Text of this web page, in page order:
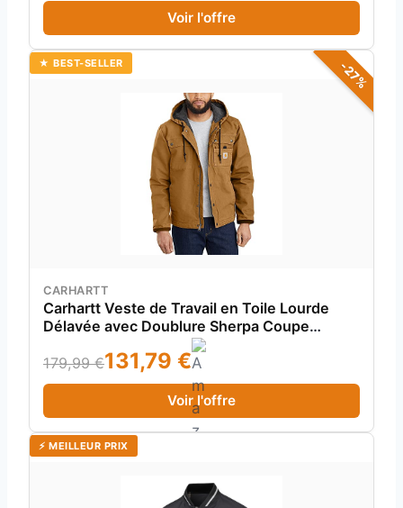
Voir l'offre
-27%
★ BEST-SELLER
CARHARTT
Carhartt Veste de Travail en Toile Lourde
Délavée avec Doublure Sherpa Coupe
Décontractée Homme, Marron (Carhartt
Brown), L
179,99 €131,79 €
Voir l'offre
⚡ MEILLEUR PRIX